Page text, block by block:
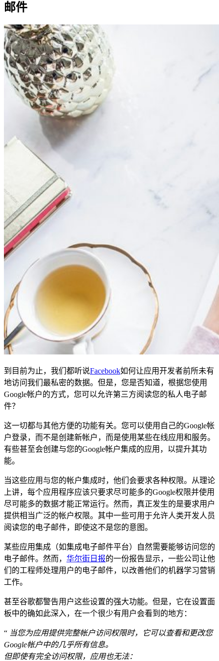
邮件
到目前为止，我们都听说Facebook如何让应用开发者前所未有
地访问我们最私密的数据。但是，您是否知道，根据您使用
Google帐户的方式，您可以允许第三方阅读您的私人电子邮
件？
这一切都与其他方便的功能有关。您可以使用自己的Google帐
户登录，而不是创建新帐户，而是使用某些在线应用和服务。
有些甚至会创建与您的Google帐户集成的应用，以提升其功
能。
当这些应用与您的帐户集成时，他们会要求各种权限。从理论
上讲，每个应用程序应该只要求尽可能多的Google权限并使用
尽可能多的数据才能正常运行。然而，真正发生的是要求用户
提供相当广泛的帐户权限。其中一些可用于允许人类开发人员
阅读您的电子邮件，即使这不是您的意图。
某些应用集成（如集成电子邮件平台）自然需要能够访问您的
电子邮件。然而， 华尔街日报的一份报告显示，一些公司让他
们的工程师处理用户的电子邮件，以改善他们的机器学习营销
工作。
甚至谷歌都警告用户这些设置的强大功能。但是，它在设置面
板中的确如此深入，在一个很少有用户会看到的地方：
“ 当您为应用提供完整帐户访问权限时，它可以查看和更改您
Google帐户中的几乎所有信息。
但即使有完全访问权限，应用也无法：